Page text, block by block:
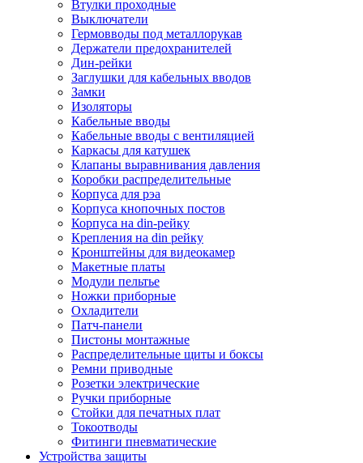
Втулки проходные
Выключатели
Гермовводы под металлорукав
Держатели предохранителей
Дин-рейки
Заглушки для кабельных вводов
Замки
Изоляторы
Кабельные вводы
Кабельные вводы с вентиляцией
Каркасы для катушек
Клапаны выравнивания давления
Коробки распределительные
Корпуса для рэа
Корпуса кнопочных постов
Корпуса на din-рейку
Крепления на din рейку
Кронштейны для видеокамер
Макетные платы
Модули пельтье
Ножки приборные
Охладители
Патч-панели
Пистоны монтажные
Распределительные щиты и боксы
Ремни приводные
Розетки электрические
Ручки приборные
Стойки для печатных плат
Токоотводы
Фитинги пневматические
Устройства защиты